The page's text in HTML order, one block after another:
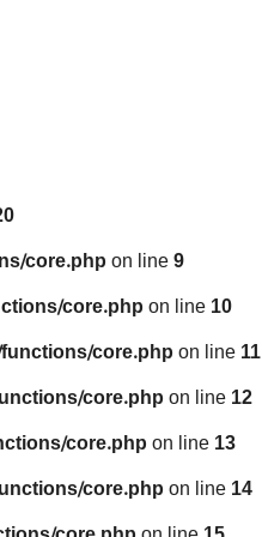
core.php on line 9
core.php on line 10
core.php on line 11
core.php on line 12
core.php on line 13
core.php on line 14